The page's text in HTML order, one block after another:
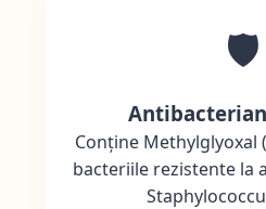
🛡️
Conține Methylglyoxal
bacteriile rezistente la